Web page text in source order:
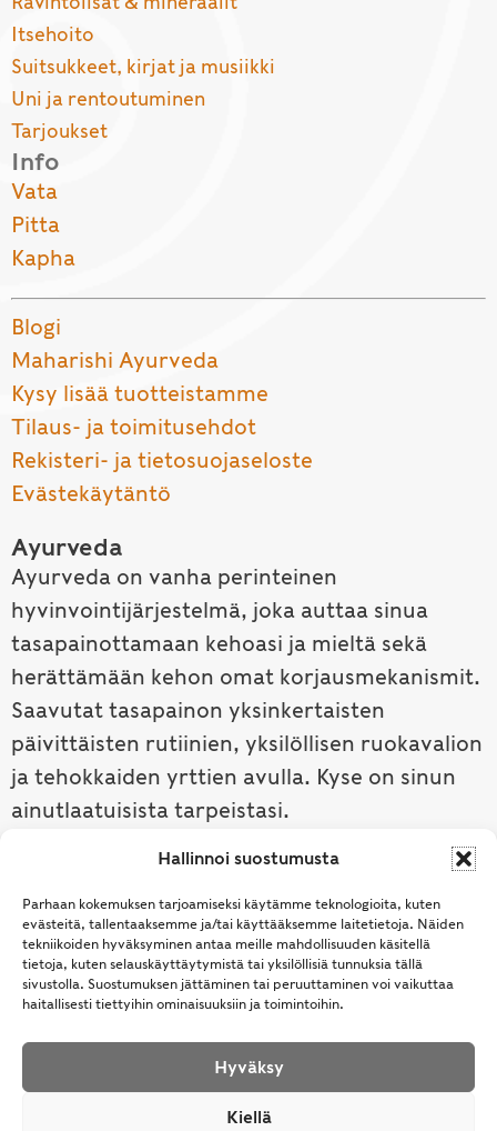
Hallinnoi suostumusta
Parhaan kokemuksen tarjoamiseksi käytämme teknologioita, kuten
evästeitä, tallentaaksemme ja/tai käyttääksemme laitetietoja. Näiden
tekniikoiden hyväksyminen antaa meille mahdollisuuden käsitellä
tietoja, kuten selauskäyttäytymistä tai yksilöllisiä tunnuksia tällä
sivustolla. Suostumuksen jättäminen tai peruuttaminen voi vaikuttaa
haitallisesti tiettyihin ominaisuuksiin ja toimintoihin.
Hyväksy
Kiellä
Itsehoito
Suitsukkeet, kirjat ja musiikki
Uni ja rentoutuminen
Tarjoukset
Info
Vata
Pitta
Kapha
Blogi
Maharishi Ayurveda
Kysy lisää tuotteistamme
Tilaus- ja toimitusehdot
Rekisteri- ja tietosuojaseloste
Evästekäytäntö
Ayurveda
Ayurveda on vanha perinteinen
hyvinvointijärjestelmä, joka auttaa sinua
tasapainottamaan kehoasi ja mieltä sekä
herättämään kehon omat korjausmekanismit.
Saavutat tasapainon yksinkertaisten
päivittäisten rutiinien, yksilöllisen ruokavalion
ja tehokkaiden yrttien avulla. Kyse on sinun
ainutlaatuisista tarpeistasi.
Tutustu ayurvedaan →
© Samhita | Ayurveda -tuotteita suomalaisille jo